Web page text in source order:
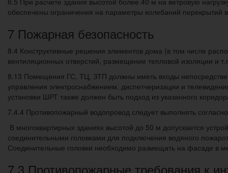
обеспечены ограничения на параметры колебаний
7 Пожарная безопасность
8.4 Конструктивные решения элементов дома (в том числе
вентиляционных отверстий, размещение тепловой изоляции и
8.13 Помещения ГС, ТЦ, ЗТП должны иметь входы
управления электроснабжением, диспетчеризации и
установки ШРТ также должен быть подход из указанного
7.4.4 Противопожарный водопровод следует выполнять
В многоквартирных зданиях высотой до 50 м допускается
соединительными головками для подключения водяного
Соединительные головки необходимо размещать на фасаде в
7.3 Противопожарные требования к